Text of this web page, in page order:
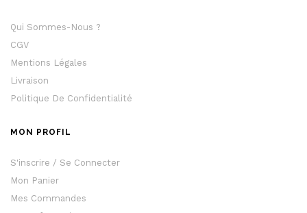
Qui Sommes-Nous ?
CGV
Mentions Légales
Livraison
Politique De Confidentialité
MON PROFIL
S'inscrire / Se Connecter
Mon Panier
Mes Commandes